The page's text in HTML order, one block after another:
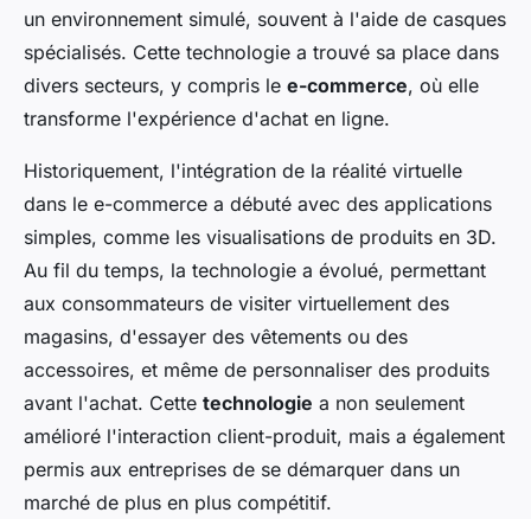
un environnement simulé, souvent à l'aide de casques
spécialisés. Cette technologie a trouvé sa place dans
divers secteurs, y compris le e-commerce, où elle
transforme l'expérience d'achat en ligne.
Historiquement, l'intégration de la réalité virtuelle
dans le e-commerce a débuté avec des applications
simples, comme les visualisations de produits en 3D.
Au fil du temps, la technologie a évolué, permettant
aux consommateurs de visiter virtuellement des
magasins, d'essayer des vêtements ou des
accessoires, et même de personnaliser des produits
avant l'achat. Cette technologie a non seulement
amélioré l'interaction client-produit, mais a également
permis aux entreprises de se démarquer dans un
marché de plus en plus compétitif.